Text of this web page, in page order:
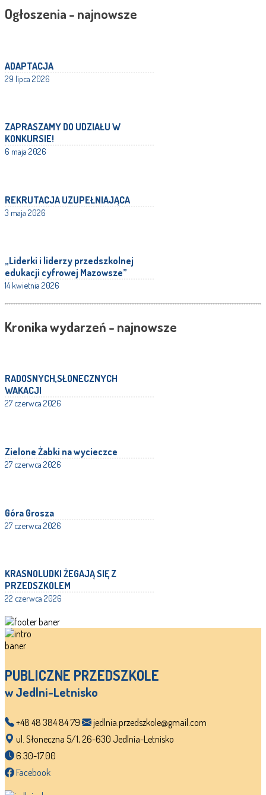
Ogłoszenia - najnowsze
ADAPTACJA
29 lipca 2026
ZAPRASZAMY DO UDZIAŁU W
KONKURSIE!
6 maja 2026
REKRUTACJA UZUPEŁNIAJĄCA
3 maja 2026
„Liderki i liderzy przedszkolnej
edukacji cyfrowej Mazowsze”
14 kwietnia 2026
Kronika wydarzeń - najnowsze
RADOSNYCH,SŁONECZNYCH
WAKACJI
27 czerwca 2026
Zielone Żabki na wycieczce
27 czerwca 2026
Góra Grosza
27 czerwca 2026
KRASNOLUDKI ŻEGAJĄ SIĘ Z
PRZEDSZKOLEM
22 czerwca 2026
PUBLICZNE PRZEDSZKOLE
w Jedlni-Letnisko
+48 48 384 84 79
jedlnia.przedszkole@gmail.com
ul. Słoneczna 5/1, 26-630 Jedlnia-Letnisko
6.30-17.00
Facebook